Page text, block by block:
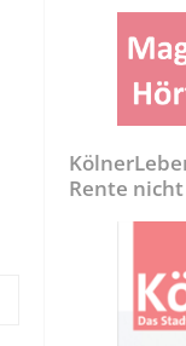
Rente